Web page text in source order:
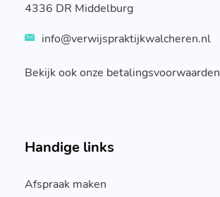
4336 DR Middelburg
info@verwijspraktijkwalcheren.nl
Bekijk ook onze betalingsvoorwaarden
Handige links
Afspraak maken